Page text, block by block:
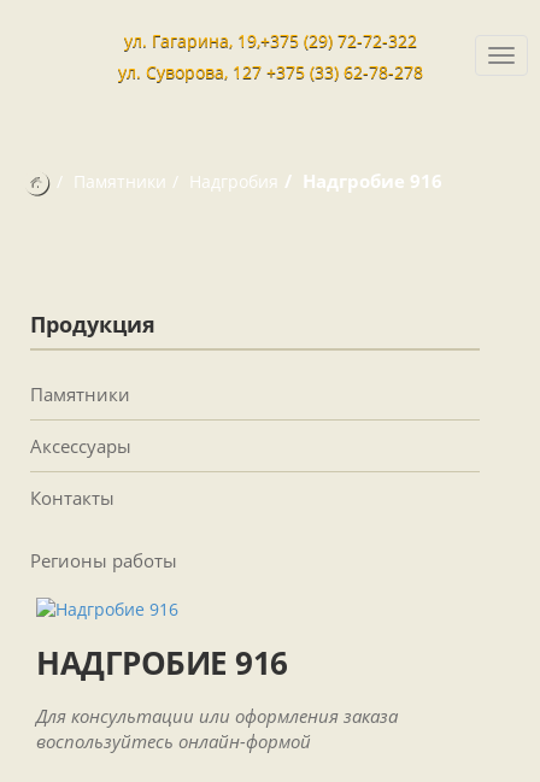
ул. Гагарина, 19,+375 (29) 72-72-322
ул. Суворова, 127 +375 (33) 62-78-278
Памятники Надгробия Надгробие 916
Продукция
Памятники
Аксессуары
Контакты
Регионы работы
НАДГРОБИЕ 916
Для консультации или оформления заказа
воспользуйтесь онлайн-формой